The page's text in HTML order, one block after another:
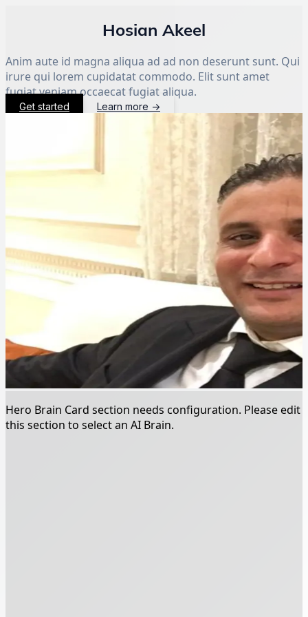
Hosian Akeel
Anim aute id magna aliqua ad ad non deserunt sunt. Qui
irure qui lorem cupidatat commodo. Elit sunt amet
fugiat veniam occaecat fugiat aliqua.
Get started Learn more →
Hero Brain Card section needs configuration. Please edit
this section to select an AI Brain.